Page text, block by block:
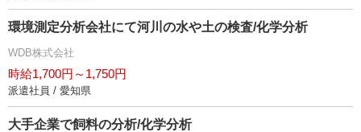
環境測定分析会社にて河川の水や土の検査/化学分析
WDB株式会社
時給1,700円～1,750円
派遣社員 / 愛知県
大手企業で飼料の分析/化学分析